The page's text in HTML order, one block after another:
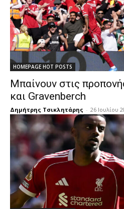
HOMEPAGE HOT POSTS
Μπαίνουν στις
και Gravenberch
Δημήτρης Τσικλητάρης - 26 Ιουλίου